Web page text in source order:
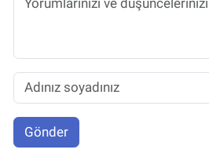
Gönder